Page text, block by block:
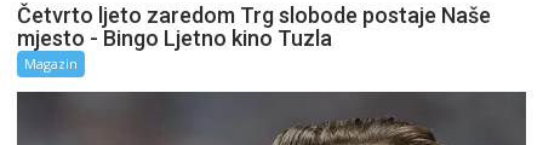
Četvrto ljeto zaredom Trg slobode postaje Naše
mjesto - Bingo Ljetno kino Tuzla
Magazin